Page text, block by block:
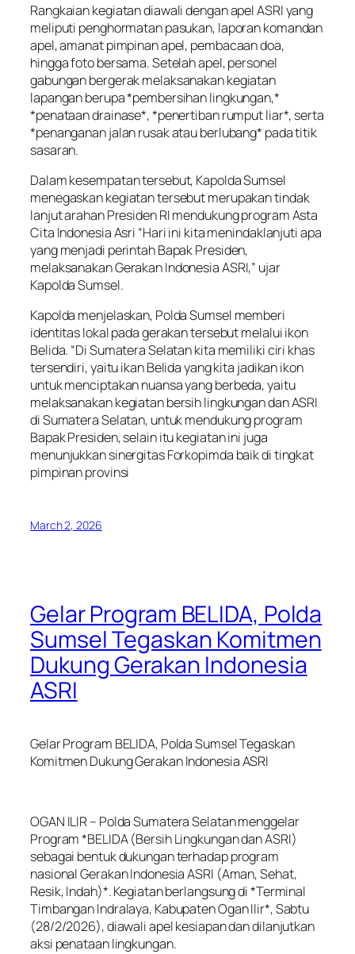
Rangkaian kegiatan diawali dengan apel ASRI yang
meliputi penghormatan pasukan, laporan komandan
apel, amanat pimpinan apel, pembacaan doa,
hingga foto bersama. Setelah apel, personel
gabungan bergerak melaksanakan kegiatan
lapangan berupa *pembersihan lingkungan,*
*penataan drainase*, *penertiban rumput liar*, serta
*penanganan jalan rusak atau berlubang* pada titik
sasaran.
Dalam kesempatan tersebut, Kapolda Sumsel
menegaskan kegiatan tersebut merupakan tindak
lanjut arahan Presiden RI mendukung program Asta
Cita Indonesia Asri “Hari ini kita menindaklanjuti apa
yang menjadi perintah Bapak Presiden,
melaksanakan Gerakan Indonesia ASRI,” ujar
Kapolda Sumsel.
Kapolda menjelaskan, Polda Sumsel memberi
identitas lokal pada gerakan tersebut melalui ikon
Belida. “Di Sumatera Selatan kita memiliki ciri khas
tersendiri, yaitu ikan Belida yang kita jadikan ikon
untuk menciptakan nuansa yang berbeda, yaitu
melaksanakan kegiatan bersih lingkungan dan ASRI
di Sumatera Selatan, untuk mendukung program
Bapak Presiden, selain itu kegiatan ini juga
menunjukkan sinergitas Forkopimda baik di tingkat
pimpinan provinsi
March 2, 2026
Gelar Program BELIDA, Polda
Sumsel Tegaskan Komitmen
Dukung Gerakan Indonesia
ASRI
Gelar Program BELIDA, Polda Sumsel Tegaskan
Komitmen Dukung Gerakan Indonesia ASRI
OGAN ILIR – Polda Sumatera Selatan menggelar
Program *BELIDA (Bersih Lingkungan dan ASRI)
sebagai bentuk dukungan terhadap program
nasional Gerakan Indonesia ASRI (Aman, Sehat,
Resik, Indah)*. Kegiatan berlangsung di *Terminal
Timbangan Indralaya, Kabupaten Ogan Ilir*, Sabtu
(28/2/2026), diawali apel kesiapan dan dilanjutkan
aksi penataan lingkungan.